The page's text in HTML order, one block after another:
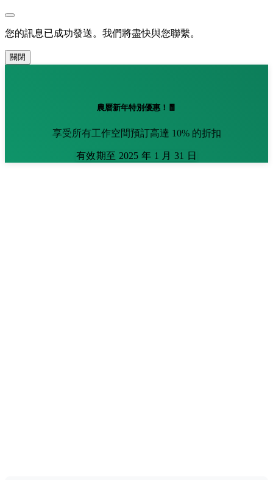
您的訊息已成功發送。我們將盡快與您聯繫。
關閉
農曆新年特別優惠！🧧
享受所有工作空間預訂高達 10% 的折扣
有效期至 2025 年 1 月 31 日